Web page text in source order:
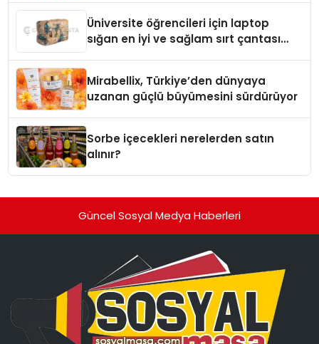
Üniversite öğrencileri için laptop
sığan en iyi ve sağlam sırt çantası
Mirabellix, Türkiye’den dünyaya
uzanan güçlü büyümesini sürdürüyor
Sorbe içecekleri nerelerden satın
alınır?
Güncel Sosyal Medya Haberleri